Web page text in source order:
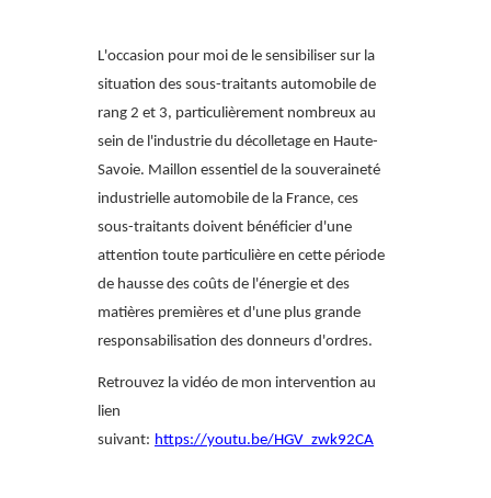
L'occasion pour moi de le sensibiliser sur la
situation des sous-traitants automobile de
rang 2 et 3, particulièrement nombreux au
sein de l'industrie du décolletage en Haute-
Savoie. Maillon essentiel de la souveraineté
industrielle automobile de la France, ces
sous-traitants doivent bénéficier d'une
attention toute particulière en cette période
de hausse des coûts de l'énergie et des
matières premières et d'une plus grande
responsabilisation des donneurs d'ordres.
Retrouvez la vidéo de mon intervention au
lien
suivant: https://youtu.be/HGV_zwk92CA